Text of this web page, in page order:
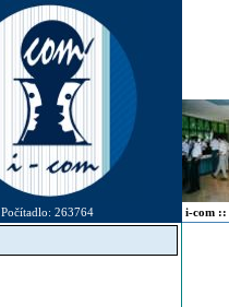
Počítadlo: 263764 i-com ::